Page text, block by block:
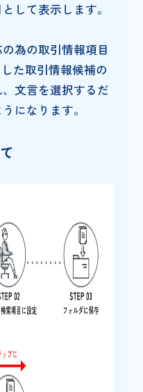
して表示します。
為の取引情報項目
た取引情報候補の
文言を選択するだ
になります。